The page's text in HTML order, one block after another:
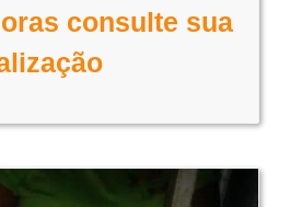
consulte sua